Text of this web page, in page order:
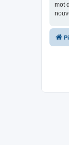
mot